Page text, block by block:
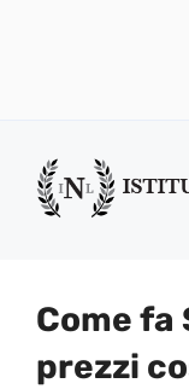
contenuto
Come fa
prezzi